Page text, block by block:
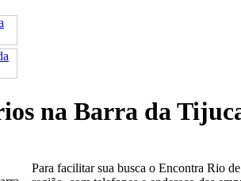
na Barra da
Para facilitar sua busca o Encontra Rio